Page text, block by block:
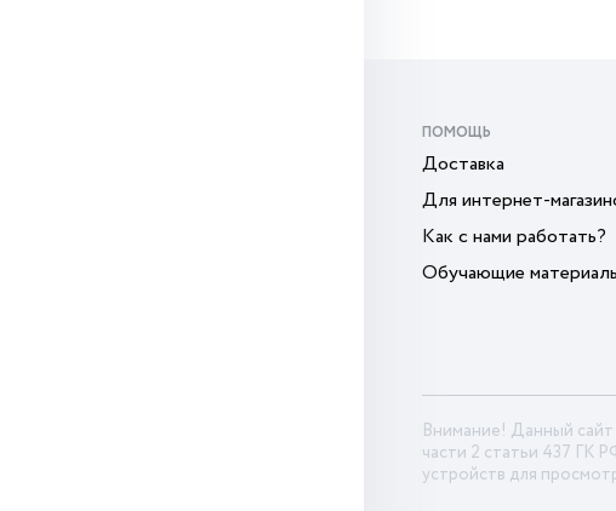
ПОМОЩЬ
Доставка
Для интернет-
Как с нами работать?
Обучающие
Внимание! Данный
части 2 статьи 437 ГК
устройств для